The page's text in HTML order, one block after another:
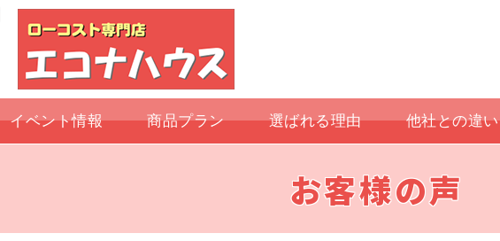
イベント情報 商品プラン 選ばれる理由 他社との違い
お客様の声